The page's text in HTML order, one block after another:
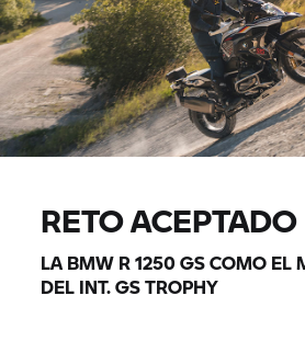
RETO ACEPTADO
LA BMW R 1250 GSCOMO EL
DEL INT.GS TROPHY